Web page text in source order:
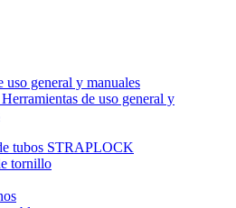
uso general y manuales
de uso general y
tubos STRAPLOCK
tornillo